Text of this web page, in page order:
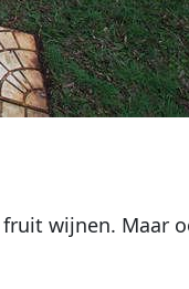
wijnen. Maar